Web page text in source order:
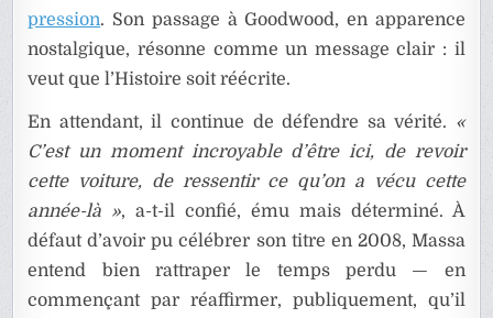
pression. Son passage à Goodwood, en apparence
nostalgique, résonne comme un message clair : il
veut que l’Histoire soit réécrite.
En attendant, il continue de défendre sa vérité. «
C’est un moment incroyable d’être ici, de revoir
cette voiture, de ressentir ce qu’on a vécu cette
année-là », a-t-il confié, ému mais déterminé. À
défaut d’avoir pu célébrer son titre en 2008, Massa
entend bien rattraper le temps perdu — en
commençant par réaffirmer, publiquement, qu’il